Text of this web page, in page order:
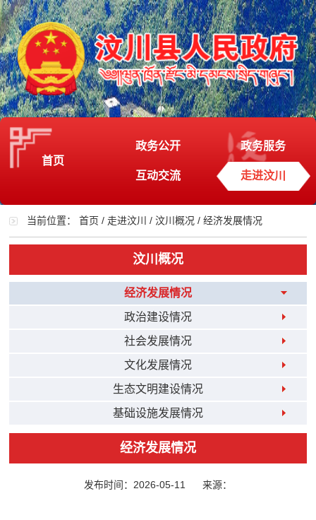
首页
政务公开 政务服务
互动交流 走进汶川
当前位置：首页 /走进汶川 / 汶川概况 /经济发展情况
汶川概况
经济发展情况
政治建设情况
社会发展情况
文化发展情况
生态文明建设情况
基础设施发展情况
经济发展情况
发布时间：2026-05-11 来源：